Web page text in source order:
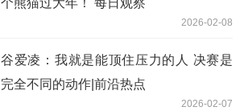
个熊猫过大年！ 每日观察
2026-02-08
谷爱凌：我就是能顶住压力的人 决赛是
完全不同的动作|前沿热点
2026-02-07